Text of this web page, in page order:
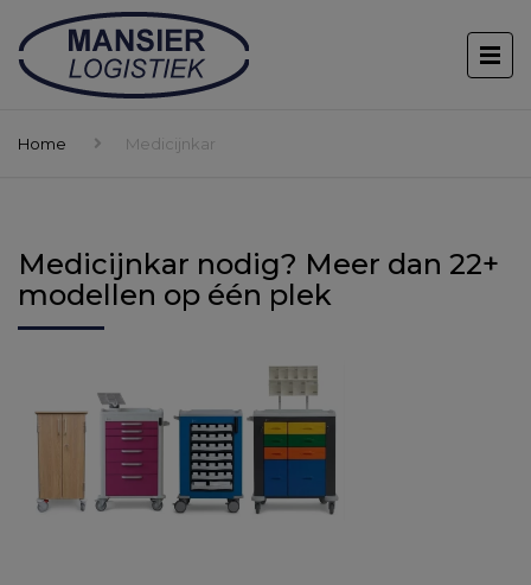
Home Medicijnkar
Medicijnkar nodig? Meer dan 22+
modellen op één plek